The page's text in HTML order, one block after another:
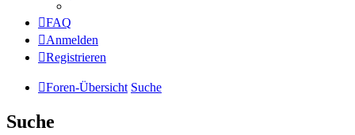
FAQ
Anmelden
Registrieren
Foren-Übersicht Suche
Suche